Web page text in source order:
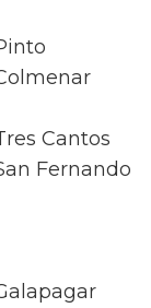
Cantos
Fernando